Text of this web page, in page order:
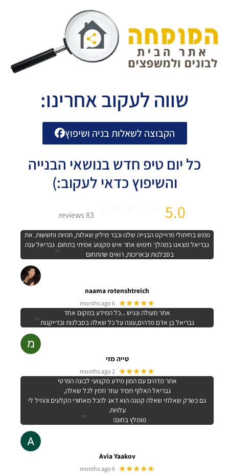
שווה לעקוב אחרינו:
הקבוצה לשאלות בניה ושיפוץ
כל יום טיפ חדש בנושאי הבנייה
והשיפוץ כדאי לעקוב:)
5.0
83 reviews
ממש בחיתולי פרוייקט הבנייה שלנו וכבר מיליון שאלות, תהיות וחששות. את
גבריאל מצאנו במהלך חיפוש אחר איש מקצוע אמיתי בתחום. גבריאל ענה
בסבלנות ובאריכות, רואים שהתחום
naama rotenshtreich
★★★★★
6 months ago
אתר מעולה ונגיש ...כל המידע במקום אחד
גבריאל בן אדם מדהים,עונה על כל שאלה בסבלנות ובדייקנות
טייה מזי
★★★★★
2 months ago
אתר מדהים עם המון מידע מקצועי לבונה הפרטי
גבריאל האלוף תמיד עוזר וזמין לכל שאלה,
גם כשרק שאלתי שאלה קטנה הוא דאג להכל מאחורי הקלעים והוזיל לי
עלויות.
מומלץ בחום!
Avia Yaakov
★★★★★
6 months ago